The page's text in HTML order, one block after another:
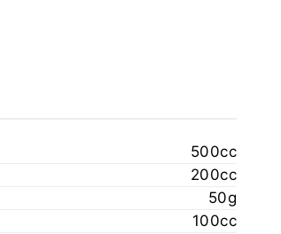
500cc
200cc
50g
100cc